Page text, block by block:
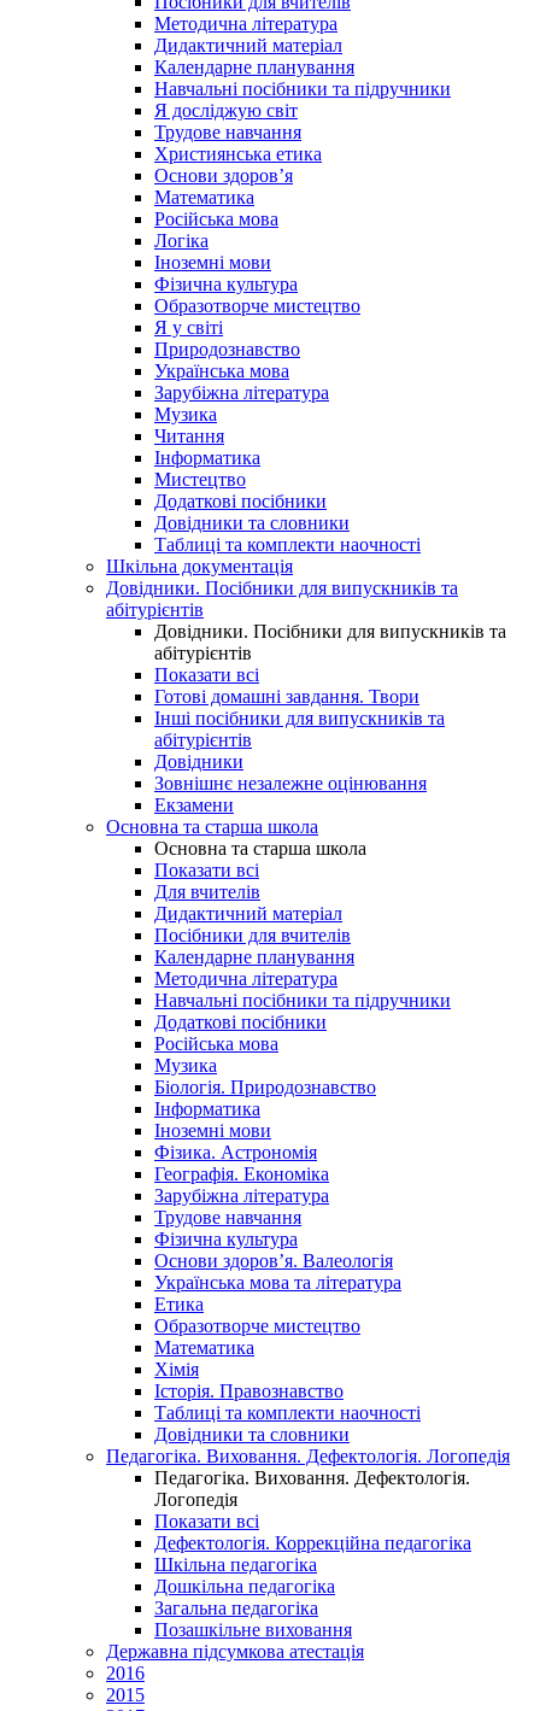
Методична література
Дидактичний матеріал
Календарне планування
Навчальні посібники та підручники
Я досліджую світ
Трудове навчання
Християнська етика
Основи здоров’я
Математика
Російська мова
Логіка
Іноземні мови
Фізична культура
Образотворче мистецтво
Я у світі
Природознавство
Українська мова
Зарубіжна література
Музика
Читання
Інформатика
Мистецтво
Додаткові посібники
Довідники та словники
Таблиці та комплекти наочності
Шкільна документація
Довідники. Посібники для випускників та
абітурієнтів
Довідники. Посібники для випускників та
абітурієнтів
Показати всі
Готові домашні завдання. Твори
Інші посібники для випускників та
абітурієнтів
Довідники
Зовнішнє незалежне оцінювання
Екзамени
Основна та старша школа
Основна та старша школа
Показати всі
Для вчителів
Дидактичний матеріал
Посібники для вчителів
Календарне планування
Методична література
Навчальні посібники та підручники
Додаткові посібники
Російська мова
Музика
Біологія. Природознавство
Інформатика
Іноземні мови
Фізика. Астрономія
Географія. Економіка
Зарубіжна література
Трудове навчання
Фізична культура
Основи здоров’я. Валеологія
Українська мова та література
Етика
Образотворче мистецтво
Математика
Хімія
Історія. Правознавство
Таблиці та комплекти наочності
Довідники та словники
Педагогіка. Виховання. Дефектологія. Логопедія
Педагогіка. Виховання. Дефектологія.
Логопедія
Показати всі
Дефектологія. Коррекційна педагогіка
Шкільна педагогіка
Дошкільна педагогіка
Загальна педагогіка
Позашкільне виховання
Державна підсумкова атестація
2016
2015